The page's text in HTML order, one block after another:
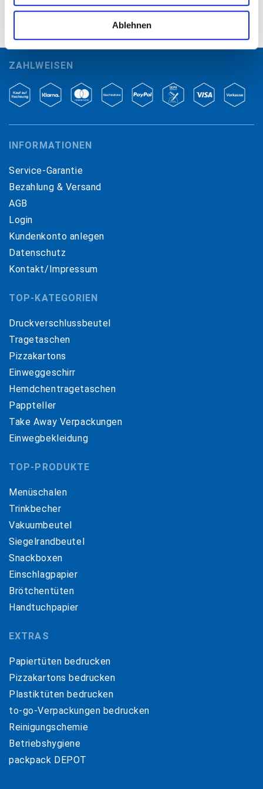
Ablehnen
WICHTIG ZU WISSEN
Gewerbetreibende, Industrie, Vereine und Freiberufler.
ZAHLWEISEN
INFORMATIONEN
Service-Garantie
Bezahlung & Versand
AGB
Login
Kundenkonto anlegen
Datenschutz
Kontakt/Impressum
TOP-KATEGORIEN
Druckverschlussbeutel
Tragetaschen
Pizzakartons
Einweggeschirr
Hemdchentragetaschen
Pappteller
Take Away Verpackungen
Einwegbekleidung
TOP-PRODUKTE
Menüschalen
Trinkbecher
Vakuumbeutel
Siegelrandbeutel
Snackboxen
Einschlagpapier
Brötchentüten
Handtuchpapier
EXTRAS
Papiertüten bedrucken
Pizzakartons bedrucken
Plastiktüten bedrucken
to-go-Verpackungen bedrucken
Reinigungschemie
Betriebshygiene
packpack DEPOT